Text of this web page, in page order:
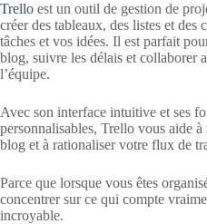
Trello est un outil de gestion de
créer des tableaux, des listes et des
tâches et vos idées. Il est parfait
blog, suivre les délais et collaborer
l’équipe.
Avec son interface intuitive et ses
personnalisables, Trello vous aide
blog et à rationaliser votre flux de
Parce que lorsque vous êtes
concentrer sur ce qui compte
incroyable.